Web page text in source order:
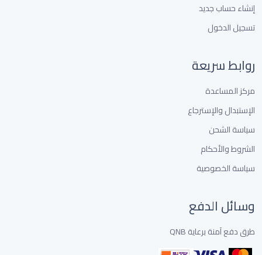
إنشاء حساب جديد
تسجيل الدخول
روابط سريعة
مركز المساعدة
الإستبدال والإسترجاع
سياسة الشحن
الشروط والأحكام
سياسة الخصوصية
وسائل الدفع
طرق دفع آمنة برعاية QNB